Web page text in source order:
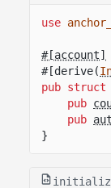
use
#[account]
#[derive(
pub struct
pub
pub
}